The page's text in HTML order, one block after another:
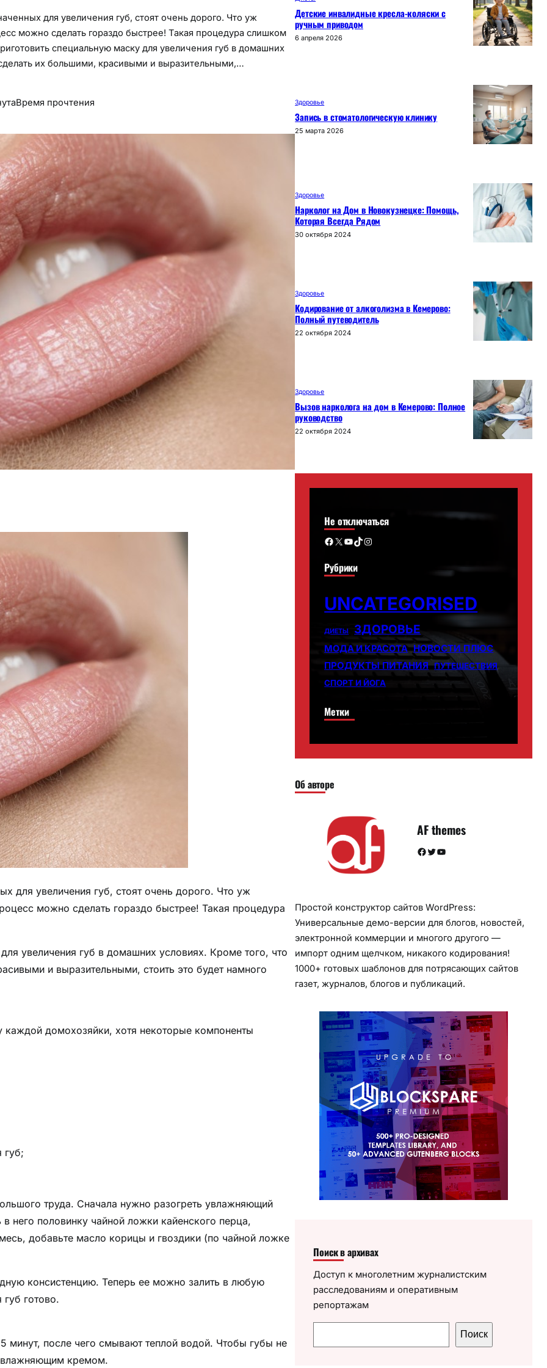
для увеличения губ, стоят очень дорого. Что уж
можно сделать гораздо быстрее! Такая процедура слишком
специальную маску для увеличения губ в домашних
их большими, красивыми и выразительными,…
Время прочтения
для увеличения губ, стоят очень дорого. Что уж
можно сделать гораздо быстрее! Такая процедура
увеличения губ в домашних условиях. Кроме того, что
и выразительными, стоить это будет намного
каждой домохозяйки, хотя некоторые компоненты
губ;
труда. Сначала нужно разогреть увлажняющий
него половинку чайной ложки кайенского перца,
добавьте масло корицы и гвоздики (по чайной ложке
консистенцию. Теперь ее можно залить в любую
готово.
минут, после чего смывают теплой водой. Чтобы губы не
кремом.
Детские инвалидные кресла-коляски с
ручным приводом
6 апреля 2026
Здоровье
Запись в стоматологическую клинику
25 марта 2026
Здоровье
Нарколог на Дом в Новокузнецке: Помощь,
Которая Всегда Рядом
30 октября 2024
Здоровье
Кодирование от алкоголизма в Кемерово:
Полный путеводитель
22 октября 2024
Здоровье
Вызов нарколога на дом в Кемерово: Полное
руководство
22 октября 2024
Не отключаться
Facebook X YouTube TikTok Instagram
Рубрики
UNCATEGORISED
ДИЕТЫ ЗДОРОВЬЕ
МОДА И КРАСОТА НОВОСТИ ПЛЮС
ПРОДУКТЫ ПИТАНИЯ ПУТЕШЕСТВИЯ
СПОРТ И ЙОГА
Метки
Об авторе
AF themes
Facebook Twitter YouTube
Простой конструктор сайтов WordPress:
Универсальные демо-версии для блогов, новостей,
электронной коммерции и многого другого —
импорт одним щелчком, никакого кодирования!
1000+ готовых шаблонов для потрясающих сайтов
газет, журналов, блогов и публикаций.
Поиск в архивах
Доступ к многолетним журналистским
расследованиям и оперативным
репортажам
о
Поиск